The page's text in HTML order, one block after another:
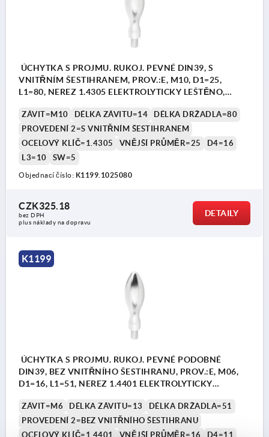
ÚCHYTKA S PROJMU. RUKOJ. PEVNÉ DIN39, S
VNITŘNÍM ŠESTIHRANEM, PROV.:E, M10, D1=25,
L1=80, NEREZ 1.4305 ELEKTROLYTICKY LEŠTĚNO,
ZÁVIT=M10 DÉLKA ZÁVITU=14
DÉLKA DRŽADLA=80
PROVEDENÍ 2=S VNITŘNÍM ŠESTIHRANEM
OCELOVÝ KLÍČ=1.4305
VNĚJŠÍ PRŮMĚR=25
D4=16
L3=10
SW=5
Objednací číslo: K1199.1025080
CZK325.18
bez DPH
plus náklady na dopravu
DETAILY
K1199
ÚCHYTKA S PROJMU. RUKOJ. PEVNÉ PODOBNÉ
DIN39, BEZ VNITŘNÍHO ŠESTIHRANU, PROV.:E, M06,
D1=16, L1=51, NEREZ 1.4401 ELEKTROLYTICKY
ZÁVIT=M6 DÉLKA ZÁVITU=13
DÉLKA DRŽADLA=51
PROVEDENÍ 2=BEZ VNITŘNÍHO ŠESTIHRANU
OCELOVÝ KLÍČ=1.4401
VNĚJŠÍ PRŮMĚR=16 D4=11